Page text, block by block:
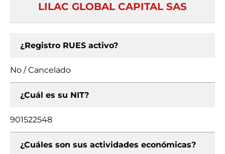
LILAC GLOBAL CAPITAL SAS
¿Registro RUES activo?
No / Cancelado
¿Cuál es su NIT?
901522548
¿Cuáles son sus actividades económicas?